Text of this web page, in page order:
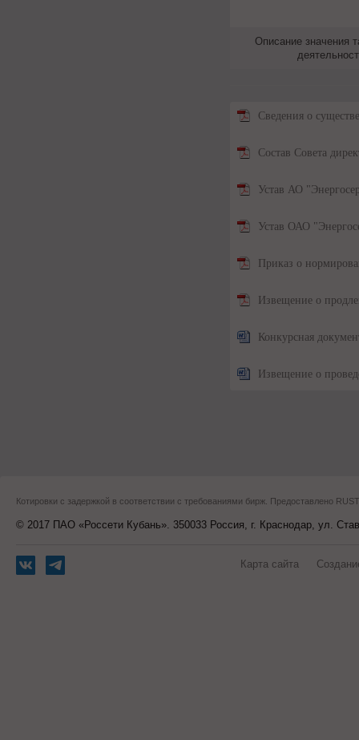
Описание значения
Сведения о
Состав Совета
Устав АО
Устав ОАО
Приказ о
Извещение о
Конкурсная
Извещение о
Котировки с задержкой в соответствии с требованиями бирж. Предоставлено
© 2017 ПАО «Россети Кубань». 350033 Россия, г. Краснодар, ул.
Карта сайта